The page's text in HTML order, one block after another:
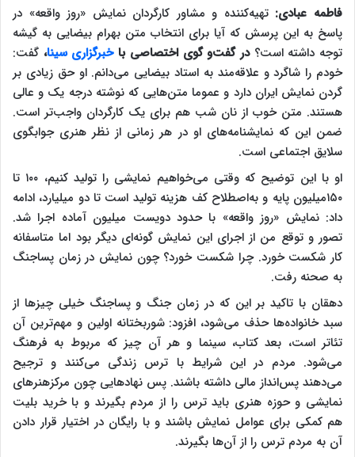
فاطمه عبادی: تهیه‌کننده و مشاور کارگردان نمایش «روز واقعه» در
پاسخ به این پرسش که آیا برای انتخاب متن بهرام بیضایی به گیشه
توجه داشته است؟در گفت‌و گوی اختصاصی باخبرگزاری سینا، گفت:
خودم را شاگرد و علاقه‌مند به استاد بیضایی می‌دانم. او حق زیادی بر
گردن نمایش ایران دارد و عموما متن‌هایی که نوشته درجه یک و عالی
هستند. متن خوب از نان شب هم برای یک کارگردان واجب‌تر است.
ضمن این که نمایشنامه‌های او در هر زمانی از نظر هنری جوابگوی
سلایق اجتماعی است.
او با این توضیح که وقتی می‌خواهیم نمایشی را تولید کنیم، ۱۰۰ تا
۱۵۰میلیون پایه و به‌اصطلاح کف هزینه تولید است تا دو میلیارد، ادامه
داد: نمایش «روز واقعه» با حدود دویست میلیون آماده اجرا شد.
تصور و توقع من از اجرای این نمایش گونه‌ای دیگر بود اما متاسفانه
کار شکست خورد. چرا شکست خورد؟ چون نمایش در زمان پساجنگ
به صحنه رفت.
دهقان با تاکید بر این که در زمان جنگ و پساجنگ خیلی چیزها از
سبد خانواده‌ها حذف می‌شود، افزود: شوربختانه اولین و مهم‌ترین آن
تئاتر است، بعد کتاب، سینما و هر آن چیز که مربوط به فرهنگ
می‌شود. مردم در این شرایط با ترس زندگی می‌کنند و ترجیح
می‌دهند پس‌انداز مالی داشته باشند. پس نهادهایی چون مرکزهنرهای
نمایشی و حوزه هنری باید ترس را از مردم بگیرند و با خرید بلیت
هم کمکی برای عوامل نمایش باشند و با رایگان در اختیار قرار دادن
آن به مردم ترس را از آن‌ها بگیرند.